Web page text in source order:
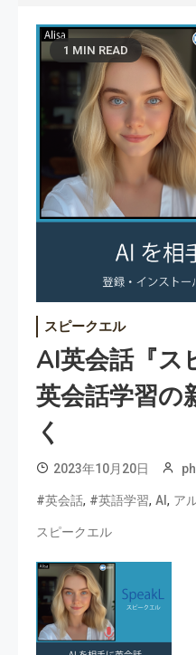
1 MIN READ
スピークエル
AI英会話『ス
英会話学習の
く
2023年10月20日
#英会話, #英語学習, AI , ア
スピークエル